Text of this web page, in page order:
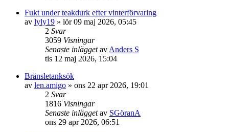
Fukt under teakdurk efter vinterförvaring
av lyly19 » lör 09 maj 2026, 05:45
2 Svar
3059 Visningar
Senaste inläggetav Anders S
tis 12 maj 2026, 15:04
Bränsletanksök
av len.amigo » ons 22 apr 2026, 19:01
2 Svar
1816 Visningar
Senaste inläggetav SGöranA
ons 29 apr 2026, 06:51